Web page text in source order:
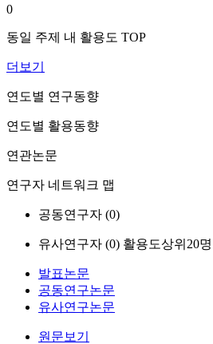
0
동일 주제 내 활용도 TOP
더보기
연도별 연구동향
연도별 활용동향
연관논문
연구자 네트워크 맵
공동연구자 (0)
유사연구자 (0) 활용도상위20명
발표논문
공동연구논문
유사연구논문
원문보기